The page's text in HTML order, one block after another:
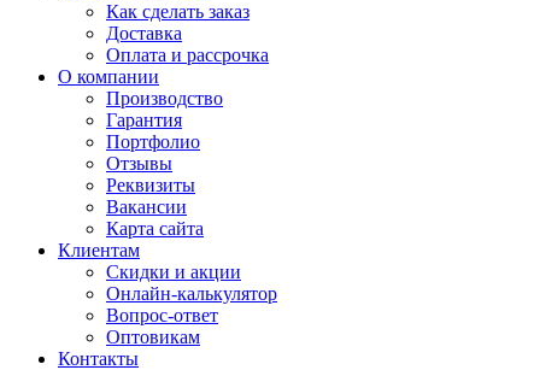
Как сделать заказ
Доставка
Оплата и рассрочка
О компании
Производство
Гарантия
Портфолио
Отзывы
Реквизиты
Вакансии
Карта сайта
Клиентам
Скидки и акции
Онлайн-калькулятор
Вопрос-ответ
Оптовикам
Контакты